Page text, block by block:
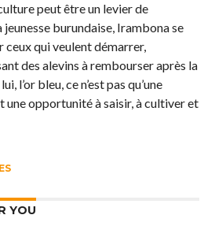
peut être un levier de
burundaise, Irambona se
qui veulent démarrer,
des alevins à rembourser après la
l’or bleu, ce n’est pas qu’une
une opportunité à saisir, à cultiver et
YOU